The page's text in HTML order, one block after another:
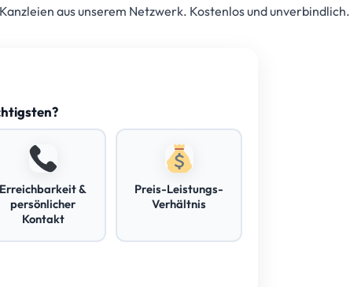
aus unserem Netzwerk. Kostenlos und unverbindlich.
Erreichbarkeit &
persönlicher
Kontakt
Preis-Leistungs-
Verhältnis